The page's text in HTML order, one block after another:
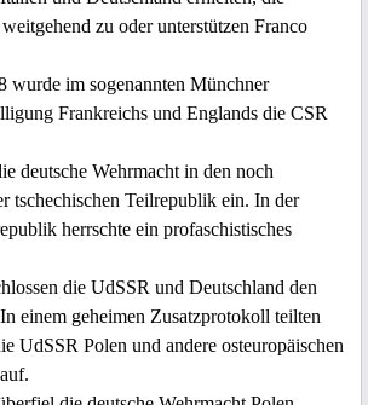
zu oder unterstützen Franco
wurde im sogenannten Münchner
Frankreichs und Englands die CSR
deutsche Wehrmacht in den noch
tschechischen Teilrepublik ein. In der
herrschte ein profaschistisches
die UdSSR und Deutschland den
einem geheimen Zusatzprotokoll teilten
UdSSR Polen und andere osteuropäischen